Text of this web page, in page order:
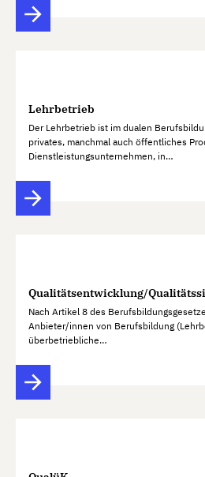
Lehrbetrieb
Der Lehrbetrieb ist im dualen
privates, manchmal auch öffentliches
Dienstleistungsunternehmen, in…
Qualitätsentwicklung/
Nach Artikel 8 des
Anbieter/innen von Berufsbildung
überbetriebliche…